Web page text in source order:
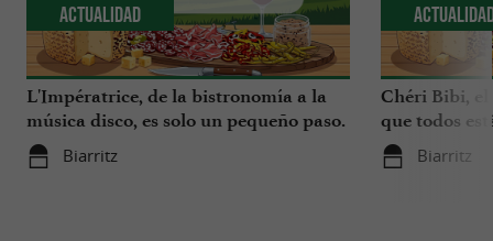
L'Impératrice, de la bistronomía a la
música disco, es solo un pequeño paso.
Biarritz
Actualidad
Chéri Bibi,
que todos
Biarritz